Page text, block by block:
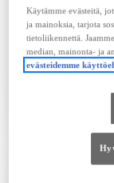
38 900,00 €
495,23 € / kk
Tutustu autoon
Käytämme evästeitä,
ja mainoksia, tarjota
tietoliikennettä.
median, mainonta- ja
evästeidemme